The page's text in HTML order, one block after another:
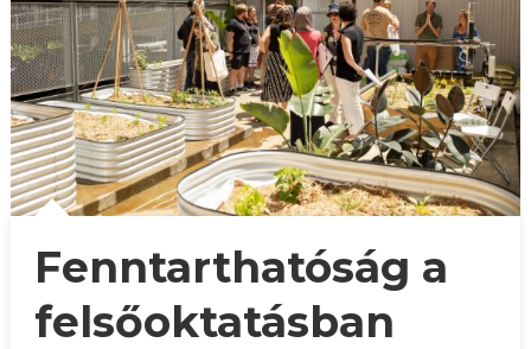
Fenntarthatóság a
felsőoktatásban